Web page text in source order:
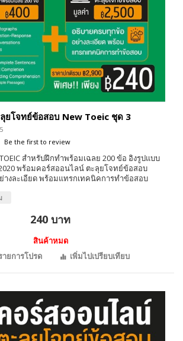
ยโจทย์ข้อสอบ New Toeic ชุด 3
Be the first to review
สำหรับฝึกทำพร้อมเฉลย 200 ข้อ อิงรูปแบบ
พร้อมคอร์สออนไลน์ ตะลุยโจทย์ข้อสอบ
งละเอียด พร้อมแทรกเทคนิคการทำข้อสอบ
240 บาท
สินค้าหมด
ายการโปรด
เพิ่มไปเปรียบเทียบ